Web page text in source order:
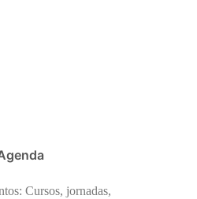
Cursos, jornadas,